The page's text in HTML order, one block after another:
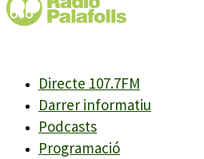
Directe 107.7FM
Darrer informatiu
Podcasts
Programació